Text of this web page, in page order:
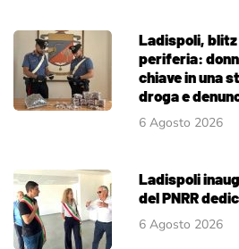
Ladispoli, blitz
periferia:
chiave in una
droga e
6 Agosto 2026
Ladispoli
del PNRR
6 Agosto 2026